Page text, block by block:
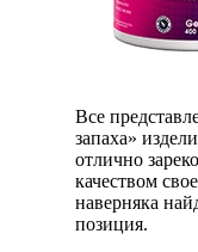
Все
запаха»
отлично
качеством
наверняка
позиция.